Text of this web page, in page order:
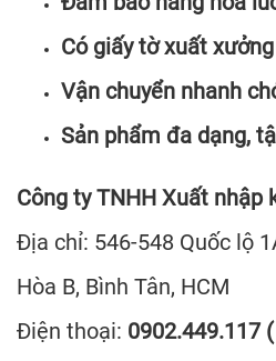
Có giấy tờ xuất
Vận chuyển nhanh
Sản phẩm đa dạng,
Công ty TNHH Xuất nhập
Địa chỉ: 546-548 Quốc lộ
Hòa B, Bình Tân, HCM
Điện thoại: 0902.449.117